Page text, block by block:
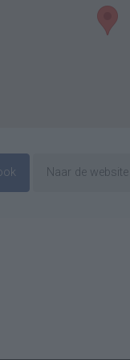
Naar de website